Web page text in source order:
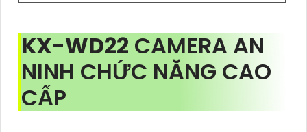
KX-WD22 CAMERA AN
NINH CHỨC NĂNG CAO
CẤP